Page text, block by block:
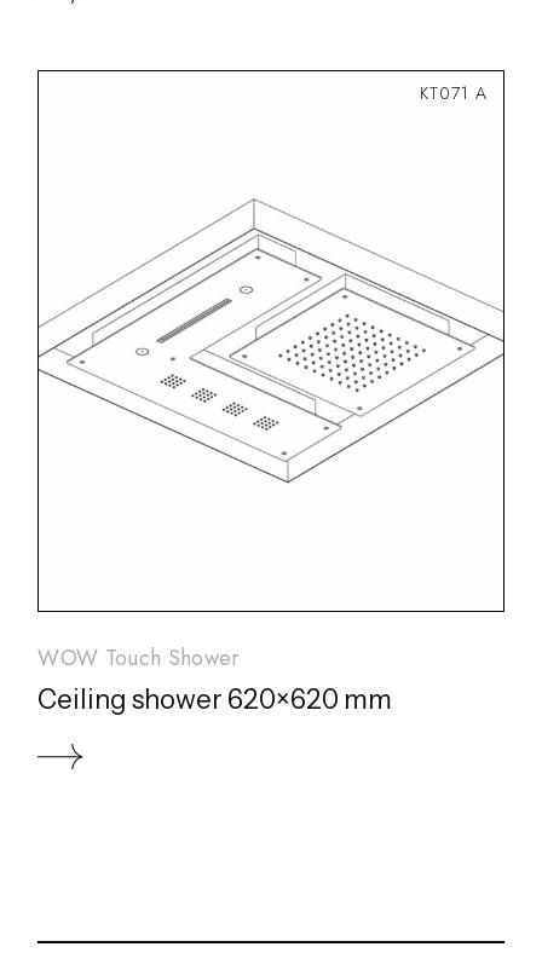
KT071 A
WOW Touch Shower
Ceiling shower 620×620 mm